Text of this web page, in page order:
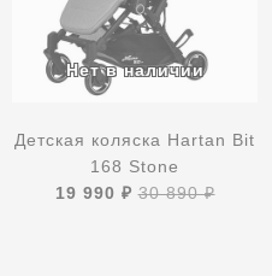
Детская коляска Hartan Bit
168 Stone
19 990 ₽30 890 ₽